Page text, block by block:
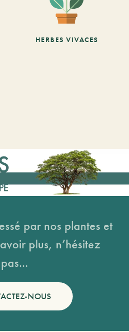
HERBES VIVACES
par nos plantes et
plus, n’hésitez
pas...
NOUS